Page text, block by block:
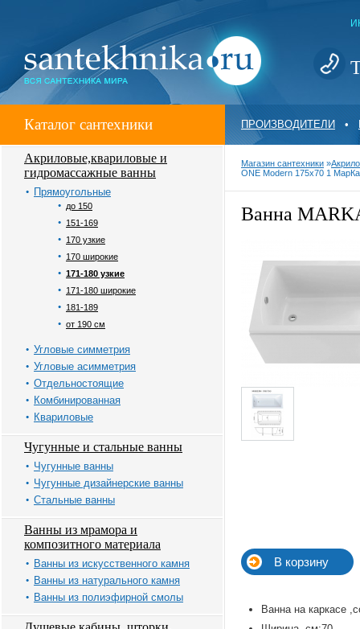
Каталог сантехники ПРОИЗВОДИТЕЛИ •
Акриловые,квариловые и
гидромассажные ванны
Прямоугольные
до 150
151-169
170 узкие
170 широкие
171-180 узкие
171-180 широкие
181-189
от 190 см
Угловые симметрия
Угловые асимметрия
Отдельностоящие
Комбинированная
Квариловые
Чугунные и стальные ванны
Чугунные ванны
Чугунные дизайнерские ванны
Стальные ванны
Ванны из мрамора и
композитного материала
Ванны из искусственного камня
Ванны из натурального камня
Ванны из полиэфирной смолы
Магазин сантехники »
ONE Modern 175x70 1
Ванна
Ванна на каркасе